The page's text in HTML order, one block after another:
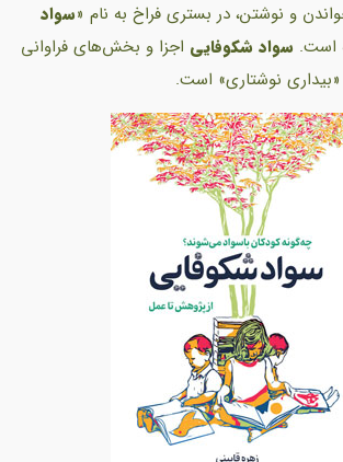
و نوشتن، در بستری فراخ به نام «سواد
است. سواد شکوفایی اجزا و بخش‌های فراوانی
نوشتاری» است.